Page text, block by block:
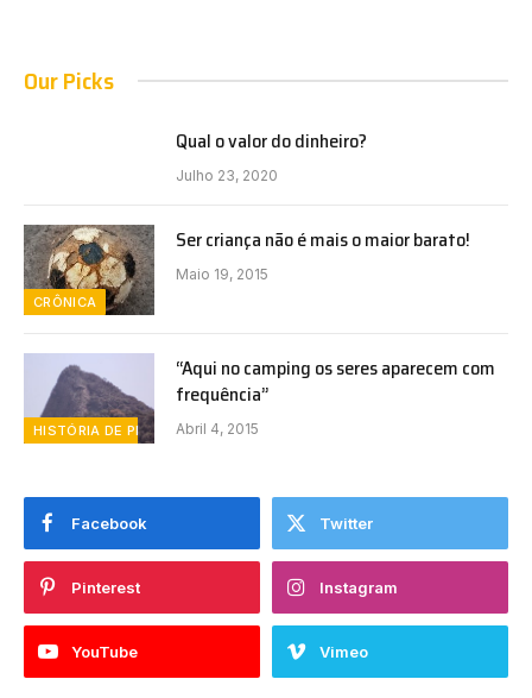
Our Picks
Qual o valor do dinheiro?
Julho 23, 2020
CRÔNICA
Ser criança não é mais o maior barato!
Maio 19, 2015
HISTÓRIA DE PERUÍBE
“Aqui no camping os seres aparecem com
frequência”
Abril 4, 2015
Facebook Twitter
Pinterest Instagram
YouTube Vimeo